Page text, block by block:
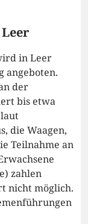
in Leer
angeboten.
der
bis etwa
die Waagen,
Teilnahme an
zahlen
nicht möglich.